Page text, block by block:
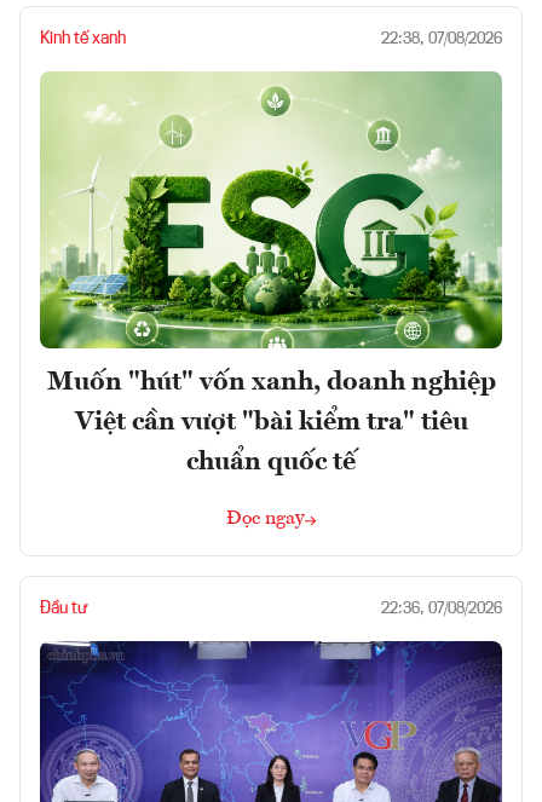
Kinh tế xanh 22:38, 07/08/2026
Muốn "hút" vốn xanh, doanh nghiệp
Việt cần vượt "bài kiểm tra" tiêu
chuẩn quốc tế
Đọc ngay
Đầu tư 22:36, 07/08/2026